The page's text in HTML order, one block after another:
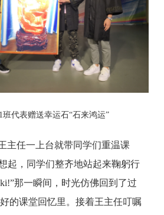
班代表赠送幸运石“石来鸿运”
主任一上台就带同学们重温课
想起，同学们整齐地站起来鞠躬行
那一瞬间，时光仿佛回到了过
的课堂回忆里。接着王主任叮嘱